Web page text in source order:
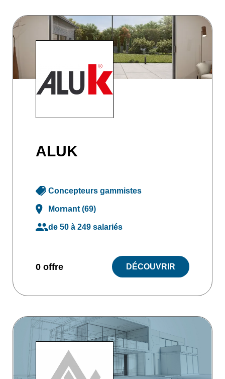
ALUK
Concepteurs gammistes
Mornant (69)
de 50 à 249 salariés
0 offre DÉCOUVRIR